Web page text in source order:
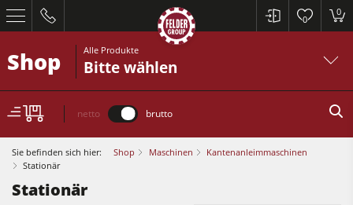
0
0
Shop Alle Produkte
Bitte wählen
netto brutto
Sie befinden sich hier: Shop Maschinen
Kantenanleimmaschinen
Stationär
Stationär